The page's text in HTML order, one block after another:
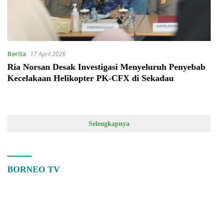
Berita 17 April 2026
Ria Norsan Desak Investigasi Menyeluruh Penyebab
Kecelakaan Helikopter PK-CFX di Sekadau
Selengkapnya
BORNEO TV